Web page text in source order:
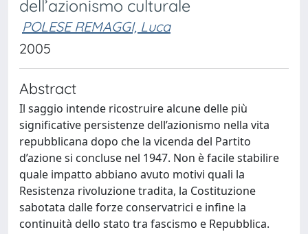
dell’azionismo culturale
POLESE REMAGGI, Luca
2005
Abstract
Il saggio intende ricostruire alcune delle più
significative persistenze dell’azionismo nella vita
repubblicana dopo che la vicenda del Partito
d’azione si concluse nel 1947. Non è facile stabilire
quale impatto abbiano avuto motivi quali la
Resistenza rivoluzione tradita, la Costituzione
sabotata dalle forze conservatrici e infine la
continuità dello stato tra fascismo e Repubblica.